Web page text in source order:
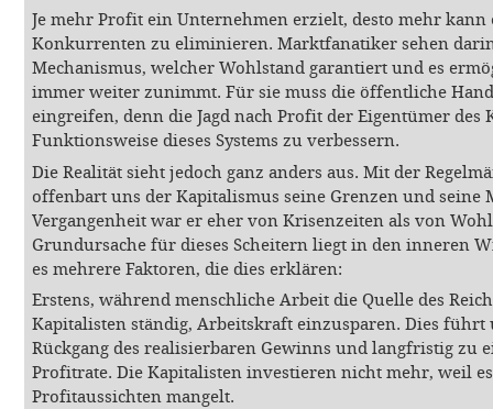
Je mehr Profit ein Unternehmen erzielt, desto mehr kann
Konkurrenten zu eliminieren. Marktfanatiker sehen
Mechanismus, welcher Wohlstand garantiert und es
immer weiter zunimmt. Für sie muss die öffentliche
eingreifen, denn die Jagd nach Profit der Eigentümer des
Funktionsweise dieses Systems zu verbessern.
Die Realität sieht jedoch ganz anders aus. Mit der
offenbart uns der Kapitalismus seine Grenzen und seine
Vergangenheit war er eher von Krisenzeiten als von
Grundursache für dieses Scheitern liegt in den inneren
es mehrere Faktoren, die dies erklären:
Erstens, während menschliche Arbeit die Quelle des
Kapitalisten ständig, Arbeitskraft einzusparen. Dies
Rückgang des realisierbaren Gewinns und langfristig zu
Profitrate. Die Kapitalisten investieren nicht mehr, weil
Profitaussichten mangelt.